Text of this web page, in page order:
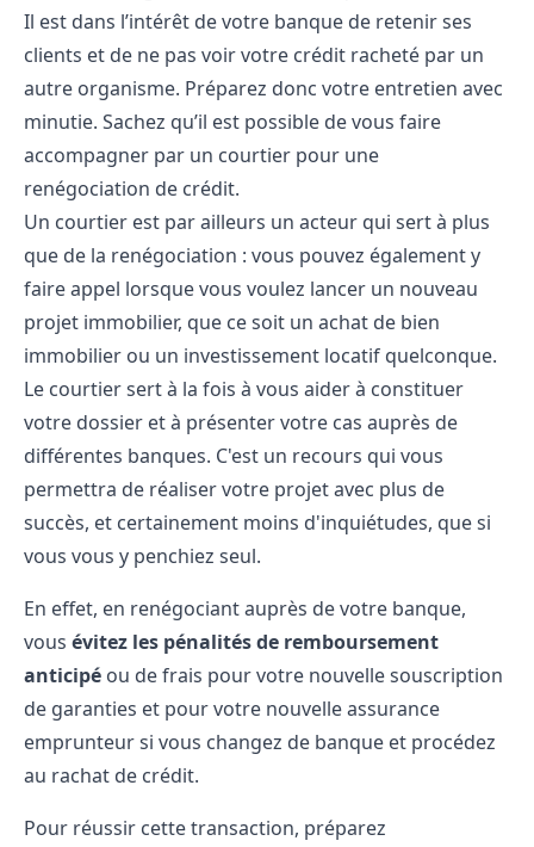
Il est dans l’intérêt de votre banque de retenir ses
clients et de ne pas voir votre crédit racheté par un
autre organisme. Préparez donc votre entretien avec
minutie. Sachez qu’il est possible de vous faire
accompagner par un courtier pour une
renégociation de crédit.
Un courtier est par ailleurs un acteur qui sert à plus
que de la renégociation : vous pouvez également y
faire appel lorsque vous voulez lancer un nouveau
projet immobilier, que ce soit un achat de bien
immobilier ou un investissement locatif quelconque.
Le courtier sert à la fois à vous aider à constituer
votre dossier et à présenter votre cas auprès de
différentes banques. C'est un recours qui vous
permettra de réaliser votre projet avec plus de
succès, et certainement moins d'inquiétudes, que si
vous vous y penchiez seul.
En effet, en renégociant auprès de votre banque,
vous évitez les pénalités de remboursement
anticipé ou de frais pour votre nouvelle souscription
de garanties et pour votre nouvelle assurance
emprunteur si vous changez de banque et procédez
au rachat de crédit.
Pour réussir cette transaction, préparez